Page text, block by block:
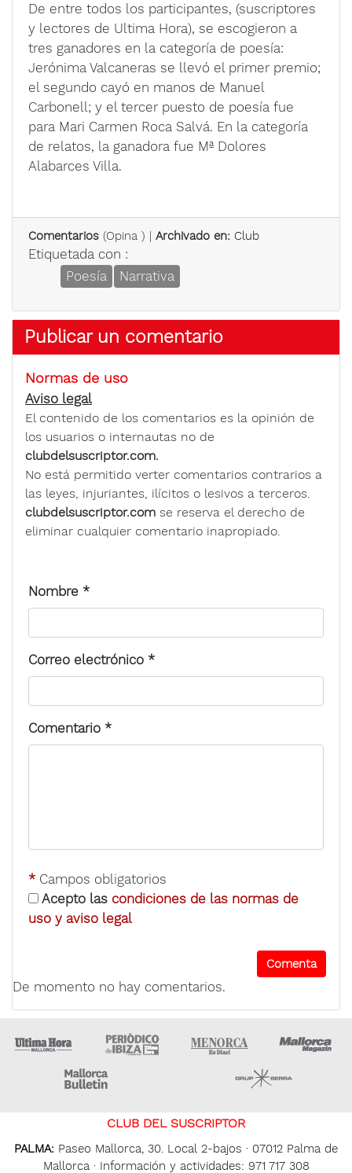
De entre todos los participantes, (suscriptores
y lectores de Ultima Hora), se escogieron a
tres ganadores en la categoría de poesía:
Jerónima Valcaneras se llevó el primer premio;
el segundo cayó en manos de Manuel
Carbonell; y el tercer puesto de poesía fue
para Mari Carmen Roca Salvá. En la categoría
de relatos, la ganadora fue Mª Dolores
Alabarces Villa.
Comentarios (Opina ) | Archivado en: Club
Etiquetada con :
Poesía
Narrativa
Publicar un comentario
Normas de uso
Aviso legal
El contenido de los comentarios es la opinión de
los usuarios o internautas no de
clubdelsuscriptor.com.
No está permitido verter comentarios contrarios a
las leyes, injuriantes, ilícitos o lesivos a terceros.
clubdelsuscriptor.com se reserva el derecho de
eliminar cualquier comentario inapropiado.
Nombre *
Correo electrónico *
Comentario *
* Campos obligatorios
Acepto las condiciones de las normas de
uso y aviso legal
De momento no hay comentarios.
Ultima Hora Ultima hora Ibiza Menorca • Es Diari
CLUB DEL SUSCRIPTOR
PALMA: Paseo Mallorca, 30. Local 2-bajos · 07012 Palma de
Mallorca · Información y actividades: 971 717 308